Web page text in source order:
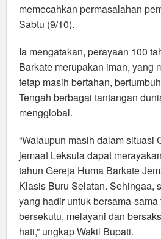
memecahkan permasalahan
Sabtu (9/10).
Ia mengatakan, perayaan 100
Barkate merupakan iman, yang
tetap masih bertahan,
Tengah berbagai tantangan
mengglobal.
“Walaupun masih dalam situasi
jemaat Leksula dapat
tahun Gereja Huma Barkate
Klasis Buru Selatan. Sehingaa,
yang hadir untuk bersama-sama
bersekutu, melayani dan
hati,” ungkap Wakil Bupati.